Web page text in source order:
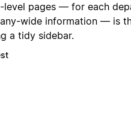
level pages — for each
wide information — is
a tidy sidebar.